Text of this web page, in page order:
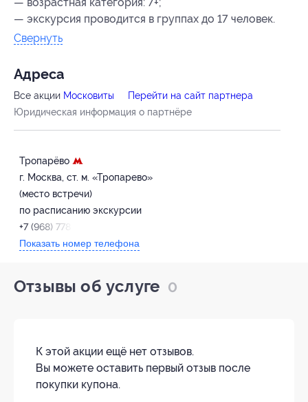
— экскурсия проводится в группах до 17 человек.
Свернуть
Адресa
Все акции Московиты
Перейти на сайт партнера
Юридическая информация о партнёре
Тропарёво
г. Москва, ст. м. «Тропарево»
(место встречи)
по расписанию экскурсии
+7 (968) 778-33-22
Показать номер телефона
Отзывы об услуге 0
К этой акции ещё нет отзывов.
Вы можете оставить первый отзыв после
покупки купона.